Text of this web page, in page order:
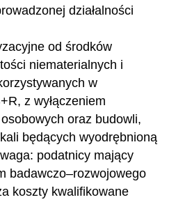
działalności
od środków
niematerialnych i
w
z wyłączeniem
oraz budowli,
będących wyodrębnioną
podatnicy mający
badawczo–rozwojowego
koszty kwalifikowane